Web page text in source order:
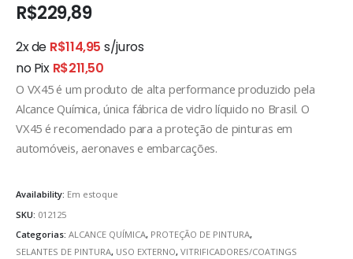
R$229,89
2x de R$114,95 s/juros
no Pix R$211,50
O VX45 é um produto de alta performance produzido pela
Alcance Química, única fábrica de vidro líquido no Brasil. O
VX45 é recomendado para a proteção de pinturas em
automóveis, aeronaves e embarcações.
Availability: Em estoque
SKU: 012125
Categorias: ALCANCE QUÍMICA, PROTEÇÃO DE PINTURA,
SELANTES DE PINTURA, USO EXTERNO, VITRIFICADORES/COATINGS